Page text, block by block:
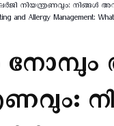
നിയന്ത്രണവും: നിങ്ങൾ
and Allergy Management: